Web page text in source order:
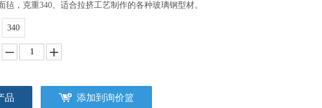
毡，克重340。适合拉挤工艺制作的各种玻璃钢型材。
340
品 添加到询价篮